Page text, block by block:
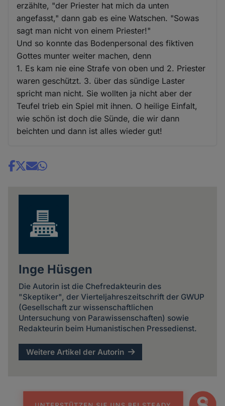
erzählte, "der Priester hat mich da unten
angefasst," dann gab es eine Watschen. "Sowas
sagt man nicht von einem Priester!"
Und so konnte das Bodenpersonal des fiktiven
Gottes munter weiter machen, denn
1. Es kam nie eine Strafe von oben und 2. Priester
waren geschützt. 3. über das sündige Laster
spricht man nicht. Sie wollten ja nicht aber der
Teufel trieb ein Spiel mit ihnen. O heilige Einfalt,
wie schön ist doch die Sünde, die wir dann
beichten und dann ist alles wieder gut!
Share
Inge Hüsgen
Die Autorin ist die Chefredakteurin des
"Skeptiker", der Vierteljahreszeitschrift der GWUP
(Gesellschaft zur wissenschaftlichen
Untersuchung von Parawissenschaften) sowie
Redakteurin beim Humanistischen Pressedienst.
Weitere Artikel der Autorin